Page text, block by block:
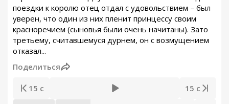
поездки к королю отец отдал с удовольствием – был
уверен, что один из них пленит принцессу своим
красноречием (сыновья были очень начитаны). Зато
третьему, считавшемуся дурнем, он с возмущением
отказал...
Поделиться
15 с 15 с